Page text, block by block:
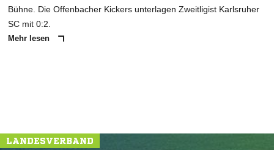
Bühne. Die Offenbacher Kickers unterlagen Zweitligist Karlsruher
SC mit 0:2.
Mehr lesen
LANDESVERBAND